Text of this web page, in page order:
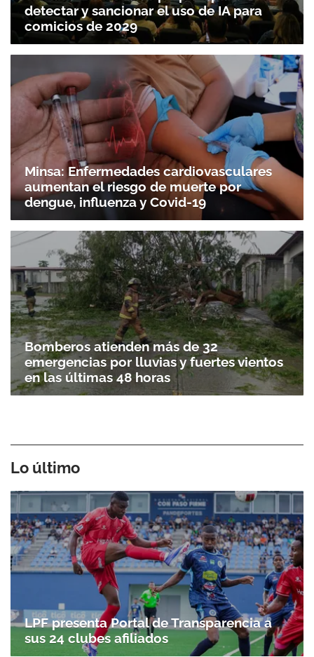
detectar y sancionar el uso de IA para
comicios de 2029
Minsa: Enfermedades cardiovasculares
aumentan el riesgo de muerte por
dengue, influenza y Covid-19
Bomberos atienden más de 32
emergencias por lluvias y fuertes vientos
en las últimas 48 horas
Lo último
LPF presenta Portal de Transparencia a
sus 24 clubes afiliados